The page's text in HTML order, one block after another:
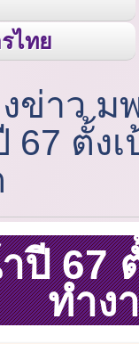
ไทย
ข่าว ม
ตั้ง
ปี 67
ทำง